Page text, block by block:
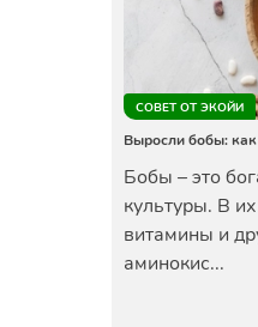
СОВЕТ ОТ ЭКОЙИ
Выросли бобы: как
Бобы – это
культуры. В
витамины и
аминокис...